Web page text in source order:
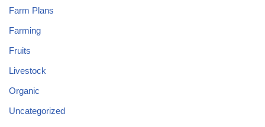
Farm Plans
Farming
Fruits
Livestock
Organic
Uncategorized